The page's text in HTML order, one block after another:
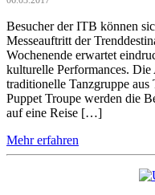
Besucher der ITB können
Messeauftritt der
Wochenende erwartet
kulturelle Performances.
traditionelle Tanzgruppe
Puppet Troupe werden die
auf eine Reise […]
Mehr erfahren